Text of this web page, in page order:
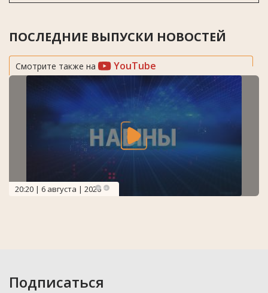
ПОСЛЕДНИЕ ВЫПУСКИ НОВОСТЕЙ
Смотрите также на YouTube
20:20 | 6 августа | 2026
Подписаться